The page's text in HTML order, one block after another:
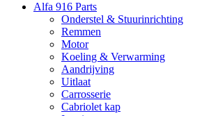
Alfa 916 Parts
Onderstel & Stuurinrichting
Remmen
Motor
Koeling & Verwarming
Aandrijving
Uitlaat
Carrosserie
Cabriolet kap